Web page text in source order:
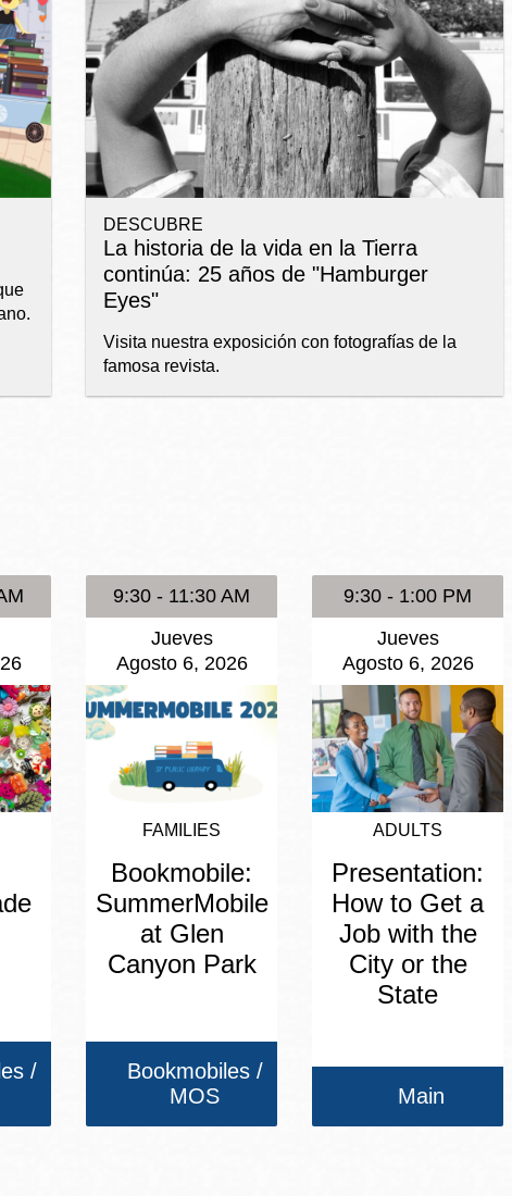
Ocean View
Biblioteca
Ambulante OMI
Ortega
Presidio
Richmond
Sunset
Treasure Island
Bibliotecas
Ambulantes
DESCUBRE
La historia de la vida en la Tierra
continúa: 25 años de "Hamburger
Eyes"
Visita nuestra exposición con fotografías de la
famosa revista.
/
9:30 - 11:30 AM
Jueves
Agosto 6, 2026
FAMILIES
Bookmobile:
SummerMobile
at Glen
Canyon Park
Bookmobiles /
MOS
9:30 - 1:00 PM
Jueves
Agosto 6, 2026
ADULTS
Presentation:
How to Get a
Job with the
City or the
State
Main